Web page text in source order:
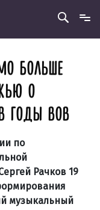
БОЛЬШЕ
О
ГОДЫ ВОВ
по
Рачков 19
музыкальный